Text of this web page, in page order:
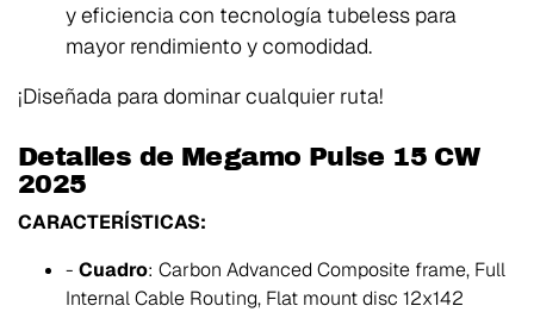
y eficiencia con tecnología tubeless para
mayor rendimiento y comodidad.
¡Diseñada para dominar cualquier ruta!
Detalles de Megamo Pulse 15 CW
2025
CARACTERÍSTICAS:
- Cuadro: Carbon Advanced Composite frame, Full
Internal Cable Routing, Flat mount disc 12x142